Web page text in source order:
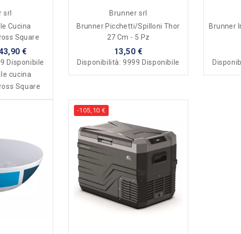
srl
Cucina
Square
€
Disponibile
cucina
Square
Brunner srl
Brunner Picchetti/Spilloni Thor
27 Cm - 5 Pz
13,50 €
Disponibilità:9999 Disponibile
Brunner
-105,10 €